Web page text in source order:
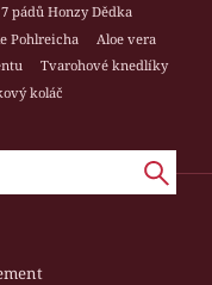
7 pádů Honzy Dědka
Pohlreicha
Aloe vera
Tvarohové knedlíky
koláč